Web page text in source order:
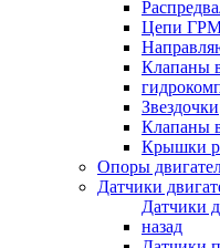
Цепи
Клапаны
Звездочки
Клапаны
Крышки
Опоры
Датчики
Датчики
назад